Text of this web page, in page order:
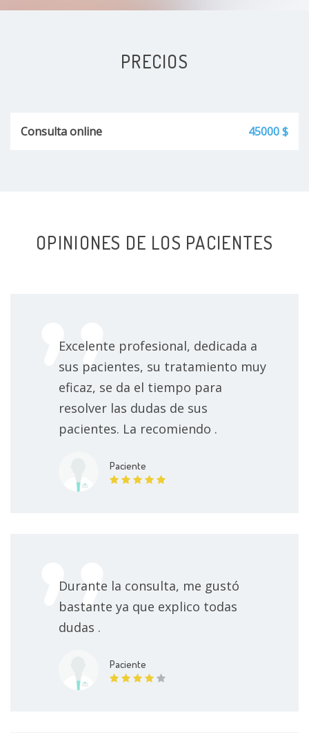
PRECIOS
Consulta online 45000 $
OPINIONES DE LOS PACIENTES
Excelente profesional, dedicada a
sus pacientes, su tratamiento muy
eficaz, se da el tiempo para
resolver las dudas de sus
pacientes. La recomiendo .
Paciente
Durante la consulta, me gustó
bastante ya que explico todas
dudas .
Paciente